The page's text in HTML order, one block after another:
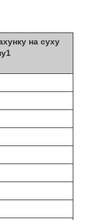
на суху
1